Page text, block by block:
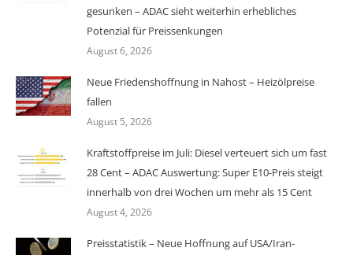
gesunken – ADAC sieht weiterhin erhebliches
Potenzial für Preissenkungen
August 6, 2026
Neue Friedenshoffnung in Nahost – Heizölpreise
fallen
August 5, 2026
Kraftstoffpreise im Juli: Diesel verteuert sich um fast
28 Cent – ADAC Auswertung: Super E10-Preis steigt
innerhalb von drei Wochen um mehr als 15 Cent
August 4, 2026
Preisstatistik – Neue Hoffnung auf USA/Iran-